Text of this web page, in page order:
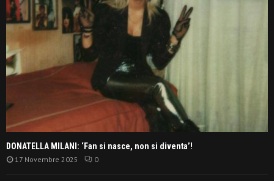
DONATELLA MILANI: ‘Fan si nasce, non si diventa’!
17 Novembre 2025 0